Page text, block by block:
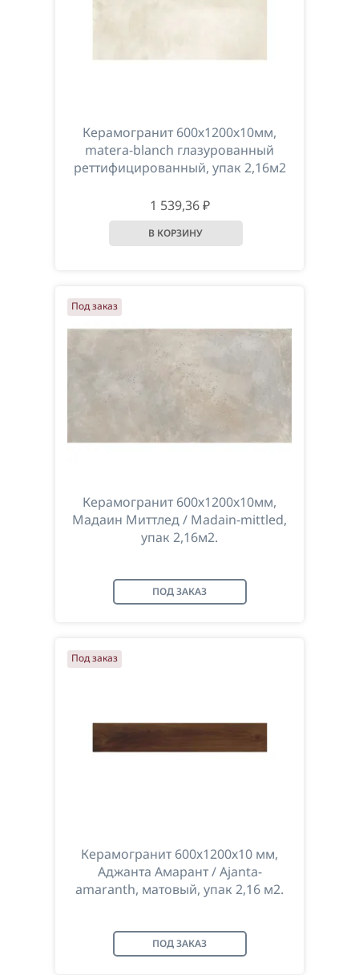
Керамогранит 600х1200х10мм,
matera-blanch глазурованный
реттифицированный, упак 2,16м2
1 539,36 ₽
Керамогранит 600х1200х10мм,
Мадаин Миттлед / Madain-mittled,
упак 2,16м2.
ПОД ЗАКАЗ
Под заказ
Керамогранит 600х1200х10 мм,
Аджанта Амарант / Ajanta-
amaranth, матовый, упак 2,16 м2.
ПОД ЗАКАЗ
Под заказ